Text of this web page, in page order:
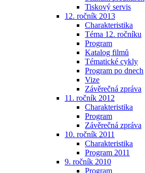
Tiskový servis
12. ročník 2013
Charakteristika
Téma 12. ročníku
Program
Katalog filmů
Tématické cykly
Program po dnech
Vize
Závěrečná zpráva
11. ročník 2012
Charakteristika
Program
Závěrečná zpráva
10. ročník 2011
Charakteristika
Program 2011
9. ročník 2010
Program